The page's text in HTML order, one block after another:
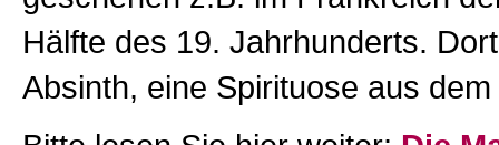
Hälfte des 19. Jahrhunderts.
Absinth, eine Spirituose aus dem